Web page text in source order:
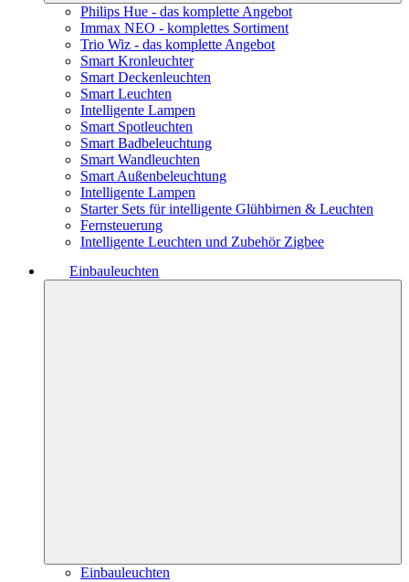
Philips Hue - das komplette Angebot
Immax NEO - komplettes Sortiment
Trio Wiz - das komplette Angebot
Smart Kronleuchter
Smart Deckenleuchten
Smart Leuchten
Intelligente Lampen
Smart Spotleuchten
Smart Badbeleuchtung
Smart Wandleuchten
Smart Außenbeleuchtung
Intelligente Lampen
Starter Sets für intelligente Glühbirnen & Leuchten
Fernsteuerung
Intelligente Leuchten und Zubehör Zigbee
Einbauleuchten
Einbauleuchten